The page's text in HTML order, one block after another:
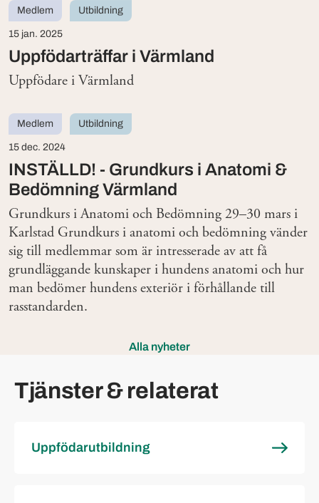
Uppfödarträffar i Värmland
Medlem Utbildning
15 jan. 2025
Uppfödare i Värmland
INSTÄLLD! - Grundkurs i Anatomi &
Bedömning Värmland
Medlem Utbildning
15 dec. 2024
Grundkurs i Anatomi och Bedömning 29–30 mars i
Karlstad Grundkurs i anatomi och bedömning vänder
sig till medlemmar som är intresserade av att få
grundläggande kunskaper i hundens anatomi och hur
man bedömer hundens exteriör i förhållande till
rasstandarden.
Alla nyheter
Tjänster & relaterat
Uppfödarutbildning